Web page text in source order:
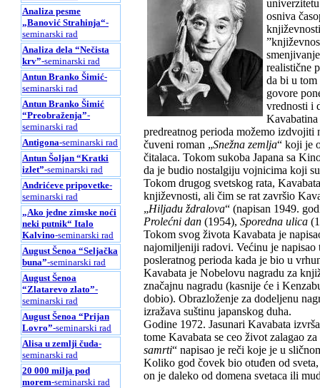
Analiza pesme
„Banović Strahinja“-
seminarski rad
Analiza dela “Nečista
krv”-seminarski rad
Antun Branko Šimić-
seminarski rad
Antun Branko Šimić
“Preobraženja”-
seminarski rad
Antigona-seminarski rad
Antun Šoljan “Kratki
izlet”-seminarski rad
Andrićeve pripovetke-
seminarski rad
„Ako jedne zimske noći
neki putnik“ Italo
Kalvino-seminarski rad
August Šenoa “Seljačka
buna”-seminarski rad
August Šenoa
“Zlatarevo zlato”-
seminarski rad
August Šenoa “Prijan
Lovro”-seminarski rad
Alisa u zemlji čuda-
seminarski rad
20 000 milja pod
morem-seminarski rad
osniva
realistične
da bi u
govore
vrednosti i
predreatnog perioda možemo izdvojiti
čuveni roman „Snežna zemlja“ koji je
čitalaca. Tokom sukoba Japana sa
da je budio nostalgiju vojnicima koji
Tokom drugog svetskog rata,
književnosti, ali čim se rat završio
„Hiljadu ždralova“ (napisan 1949.
Prolećni dan (1954), Sporedna ulica
Tokom svog života Kavabata je
najomiljeniji radovi. Većinu je
posleratnog perioda kada je bio u
Kavabata je Nobelovu nagradu za
značajnu nagradu (kasnije će i
dobio). Obrazloženje za dodeljenu
izražava suštinu japanskog duha.
Godine 1972. Jasunari Kavabata
tome Kavabata se ceo život zalagao
samrti“ napisao je reči koje je u
Koliko god čovek bio otuđen od
on je daleko od domena svetaca ili